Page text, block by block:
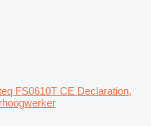
FS0610T CE Declaration,